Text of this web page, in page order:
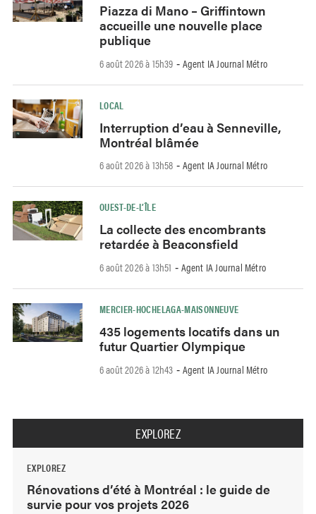
Piazza di Mano – Griffintown
accueille une nouvelle place
publique
6 août 2026 à 15h39 - Agent IA Journal Métro
LOCAL
Interruption d’eau à Senneville,
Montréal blâmée
6 août 2026 à 13h58 - Agent IA Journal Métro
OUEST-DE-L’ÎLE
La collecte des encombrants
retardée à Beaconsfield
6 août 2026 à 13h51 - Agent IA Journal Métro
MERCIER-HOCHELAGA-MAISONNEUVE
435 logements locatifs dans un
futur Quartier Olympique
6 août 2026 à 12h43 - Agent IA Journal Métro
EXPLOREZ
EXPLOREZ
Rénovations d’été à Montréal : le guide de
survie pour vos projets 2026